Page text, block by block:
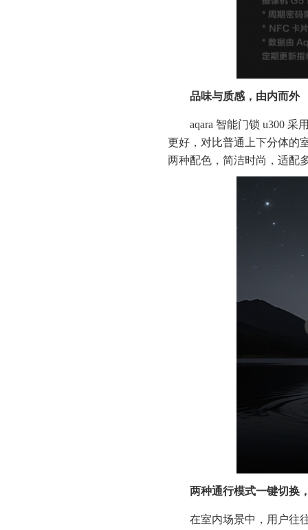
品味与质感，由内而外
aqara 智能门锁 u300
更好，对比普通上下分体的
两种配色，简洁时尚，适配
两种通行模式一键切换
在室内场景中，用户往